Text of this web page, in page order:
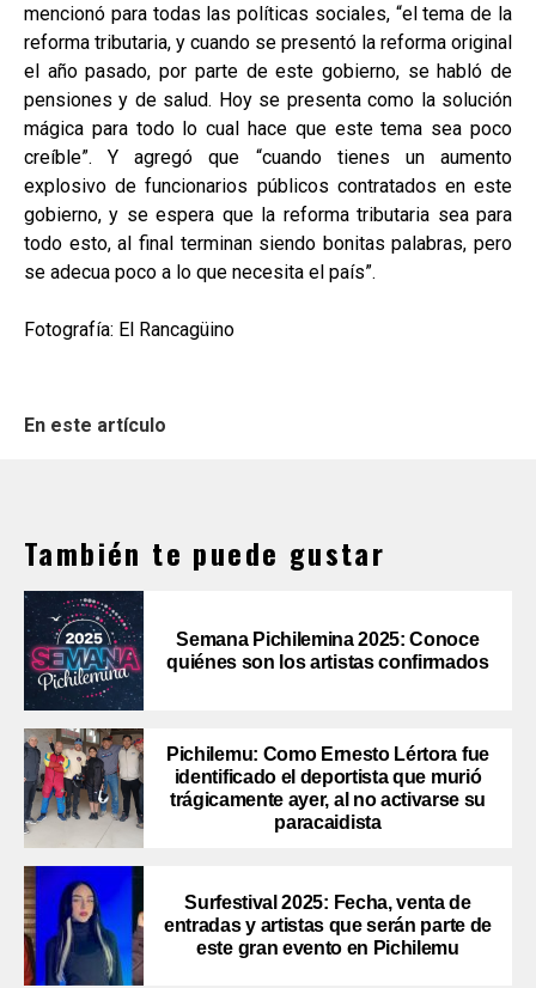
mencionó para todas las políticas sociales, “el tema de la
reforma tributaria, y cuando se presentó la reforma original
el año pasado, por parte de este gobierno, se habló de
pensiones y de salud. Hoy se presenta como la solución
mágica para todo lo cual hace que este tema sea poco
creíble”. Y agregó que “cuando tienes un aumento
explosivo de funcionarios públicos contratados en este
gobierno, y se espera que la reforma tributaria sea para
todo esto, al final terminan siendo bonitas palabras, pero
se adecua poco a lo que necesita el país”.
Fotografía: El Rancagüino
En este artículo
También te puede gustar
Semana Pichilemina 2025: Conoce
quiénes son los artistas confirmados
Pichilemu: Como Ernesto Lértora fue
identificado el deportista que murió
trágicamente ayer, al no activarse su
paracaidista
Surfestival 2025: Fecha, venta de
entradas y artistas que serán parte de
este gran evento en Pichilemu